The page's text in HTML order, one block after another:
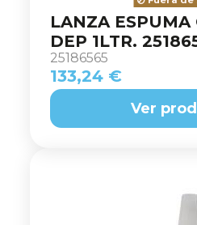
LANZA ESPUMA
DEP 1LTR.
25186565
133,24 €
Ver